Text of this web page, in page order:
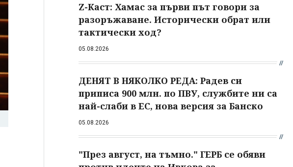
Z-Каст: Хамас за първи път говори за
разоръжаване. Исторически обрат или
тактически ход?
05.08.2026
ДЕНЯТ В НЯКОЛКО РЕДА: Радев си
приписа 900 млн. по ПВУ, службите ни са
най-слаби в ЕС, нова версия за Банско
05.08.2026
"През август, на тъмно." ГЕРБ се обяви